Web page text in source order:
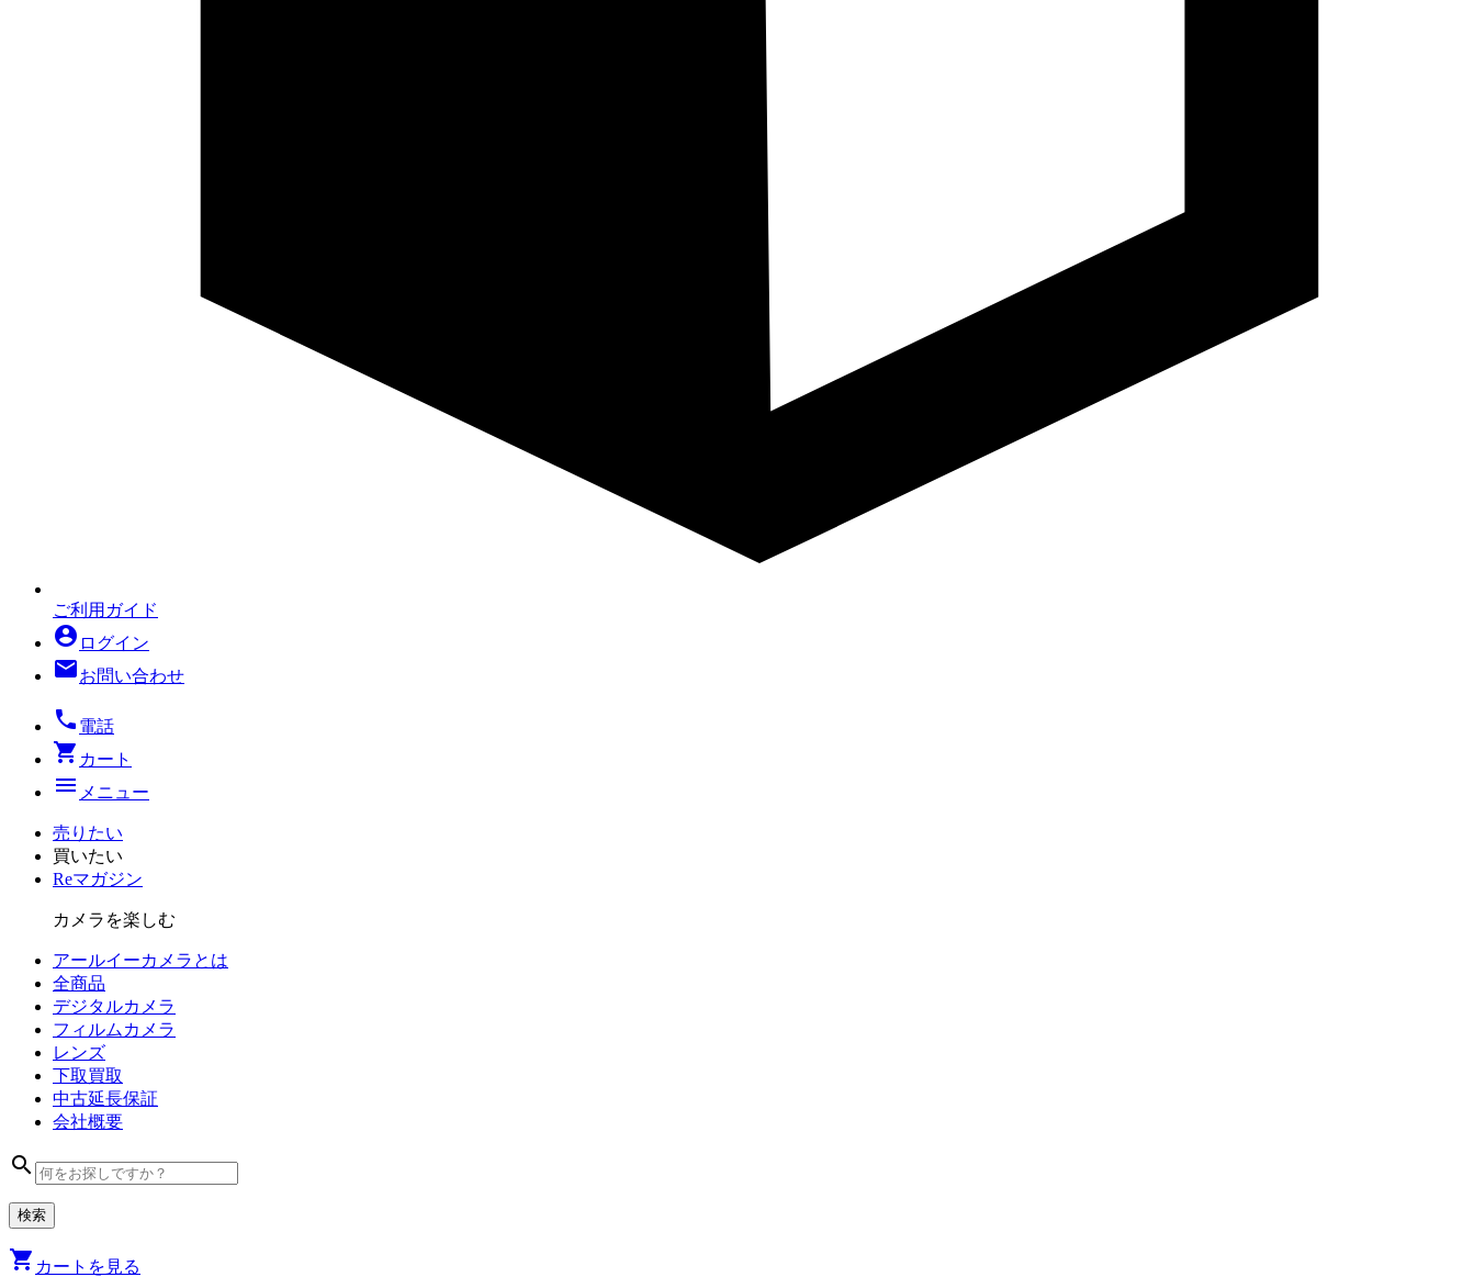
ご利用ガイド
account_circle ログイン
mailお問い合わせ
local_phone 電話
shopping_cart カート
menu メニュー
売りたい
買いたい
Reマガジン
カメラを楽しむ
アールイーカメラとは
全商品
デジタルカメラ
フィルム カメラ
レンズ
下取買取
中古延長保証
会社概要
search
shopping_cart カートを見る